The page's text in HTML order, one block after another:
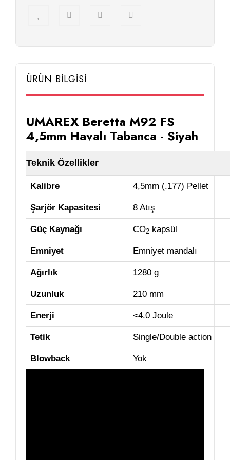
ÜRÜN BİLGİSİ
UMAREX Beretta M92 FS
4,5mm Havalı Tabanca - Siyah
Teknik Özellikler
Kalibre 4,5mm (.177) Pellet
Şarjör Kapasitesi 8 Atış
Güç Kaynağı CO2 kapsül
Emniyet Emniyet mandalı
Ağırlık 1280 g
Uzunluk 210 mm
Enerji <4.0 Joule
Tetik Single/Double action
Blowback Yok